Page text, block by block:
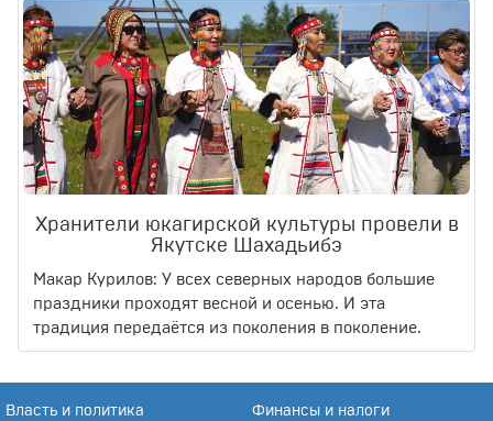
Хранители юкагирской культуры провели в
Якутске Шахадьибэ
Макар Курилов: У всех северных народов большие
праздники проходят весной и осенью. И эта
традиция передаётся из поколения в поколение.
Власть и политика Финансы и налоги